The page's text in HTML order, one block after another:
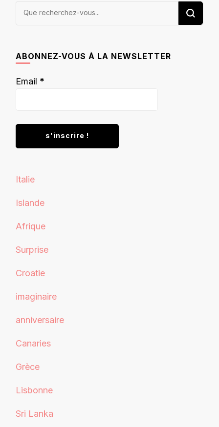
Vous
ABONNEZ-VOUS À LA NEWSLETTER
Email *
Italie
Islande
Afrique
Surprise
Croatie
imaginaire
anniversaire
Canaries
Grèce
Lisbonne
Sri Lanka